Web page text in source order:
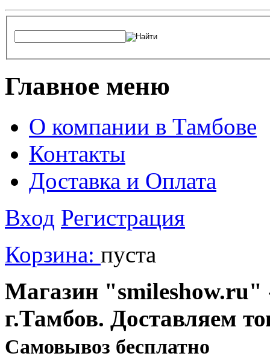
Главное меню
О компании в Тамбове
Контакты
Доставка и Оплата
Вход Регистрация
Корзина: пуста
Магазин "smileshow.ru"
г.Тамбов. Доставляем
Cамовывоз бесплатно